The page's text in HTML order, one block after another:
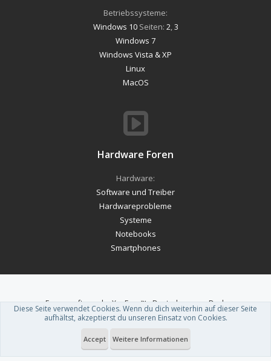
Betriebssysteme:
Windows 10Seiten: 2 3
Windows 7
Windows Vista & XP
Linux
MacOS
Hardware Foren
Hardware:
Software und Treiber
Hardwareprobleme
Systeme
Notebooks
Smartphones
Forum software by XenForo™-Deutsch von xenDach
Theme designed byThemeHouse .
Du betrachtest gerade: RedMagic Astra Gaming Tablet erreicht ab 499
Diese Seite verwendet Cookies. Wenn du dich weiterhin auf dieser Seite
aufhältst, akzeptierst du unseren Einsatz von Cookies.
Accept Weitere Informationen